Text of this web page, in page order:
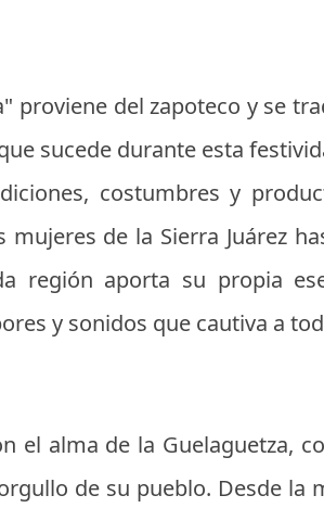
proviene del zapoteco y se
sucede durante esta
costumbres y
de la Sierra Juárez
región aporta su propia
y sonidos que cautiva a
el alma de la Guelaguetza,
de su pueblo. Desde la